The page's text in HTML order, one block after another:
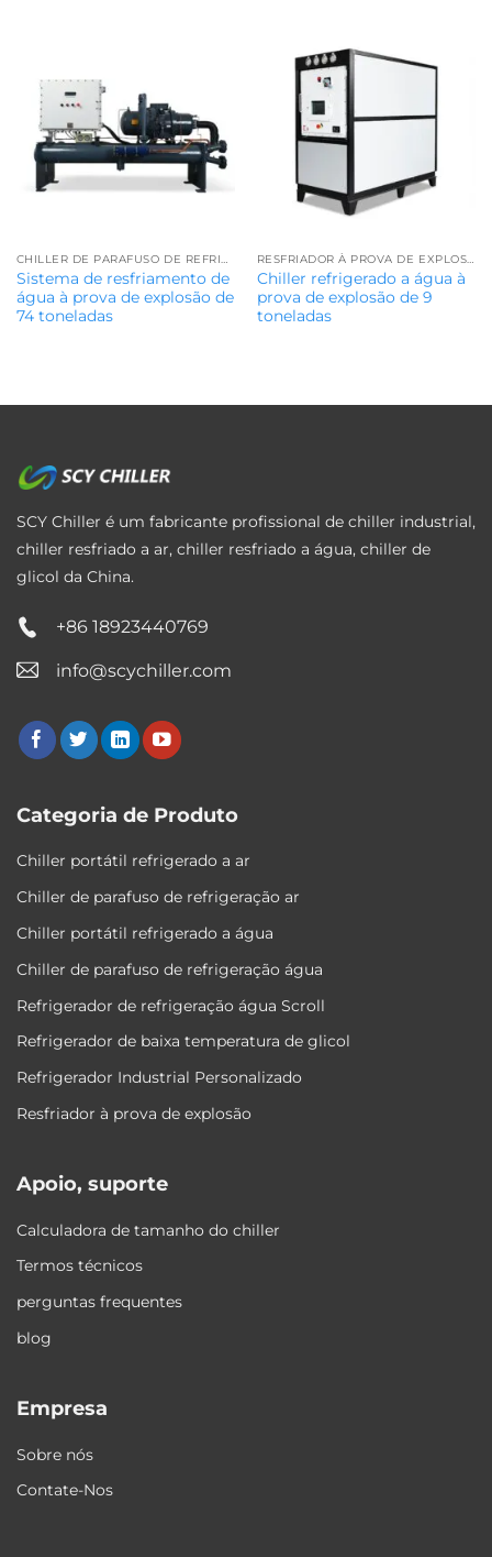
CHILLER DE PARAFUSO DE REFRIGERAÇÃO ÁGUA
Sistema de resfriamento de
água à prova de explosão de
74 toneladas
RESFRIADOR À PROVA DE EXPLOSÃO
Chiller refrigerado a água à
prova de explosão de 9
toneladas
SCY Chiller é um fabricante profissional de chiller industrial,
chiller resfriado a ar, chiller resfriado a água, chiller de
glicol da China.
+86 18923440769
info@scychiller.com
Categoria de Produto
Chiller portátil refrigerado a ar
Chiller de parafuso de refrigeração ar
Chiller portátil refrigerado a água
Chiller de parafuso de refrigeração água
Refrigerador de refrigeração água Scroll
Refrigerador de baixa temperatura de glicol
Refrigerador Industrial Personalizado
Resfriador à prova de explosão
Apoio, suporte
Calculadora de tamanho do chiller
Termos técnicos
perguntas frequentes
blog
Empresa
Sobre nós
Contate-Nos